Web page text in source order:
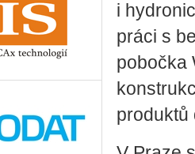
i
práci s
pobočka
produktů